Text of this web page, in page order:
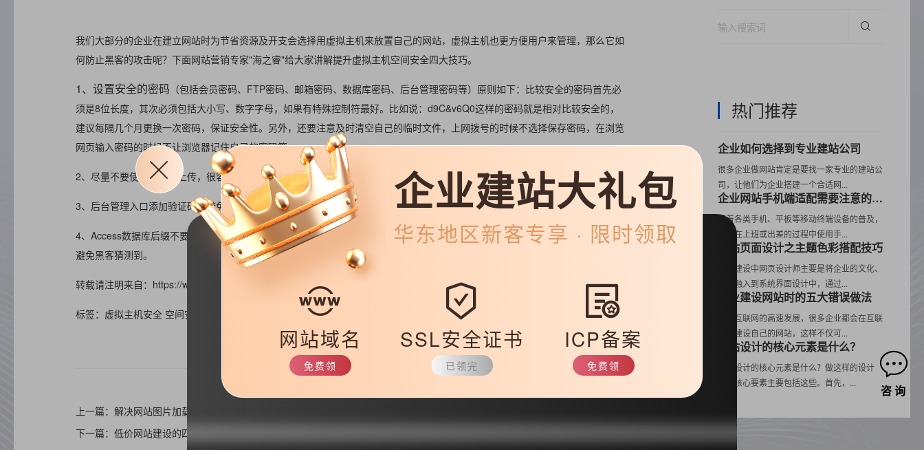
我们大部分的企业在建立网站时为节省资源及开支会选择用虚拟主机来放置自己的网站，虚拟主机也更方便用户来管理，那么它如
何防止黑客的攻击呢？下面网站营销专家"海之睿"给大家讲解提升虚拟主机空间安全四大技巧。
1、设置安全的密码 （包括会员密码、FTP密码、邮箱密码、数据库密码、后台管理密码等）原则如下：比较安全的密码首先必
须是8位长度，其次必须包括大小写、数字字母，如果有特殊控制符最好。比如说：d9C&v6Q0这样的密码就是相对比较安全的，
建议每隔几个月更换一次密码，保证安全性。另外，还要注意及时清空自己的临时文件，上网拨号的时候不选择保存密码，在浏览
网页输入密码的时候不让浏览器记住自己的密码等。
2、尽量不要使用无组件上传，很容易被黑客利用上传木马，对网站进行破坏。
3、后台管理入口添加验证码，避免黑客通过程序方式暴力破解。
4、Access数据库后缀不要用.mdb，建议用.asp/.asa，避免被黑客下载。数据库名称建议使用#开头，存放的目录名称复杂一些，
避免黑客猜测到。
转载请注明来自：https://www.haizr.cn/help/website/153687.html
标签：虚拟主机安全 空间安全技巧
上一篇：解决网站图片加载慢的三大技巧
下一篇：低价网站建设的四大陷阱【商业揭秘】
热门推荐
企业如何选择到专业建站公司
很多企业做网站肯定是要找一家专业的建站公
司，让他们为企业搭建一个合适网...
企业网站手机端适配需要注意的三大事项
随着各类手机、平板等移动终端设备的普及，
用户在上班或出差的过程中使用手...
网站页面设计之主题色彩搭配技巧
网站建设中网页设计师主要是将企业的文化、
产品融入到系统界面设计中，通过...
企业建设网站时的五大错误做法
随着互联网的高速发展，很多企业都会在互联
网上建设自己的网站，这样不仅可...
网站设计的核心元素是什么？
网站设计的核心元素是什么？做这样的设计
时，核心要素主要包括这些。首先，...
咨 询
企业建站大礼包
华东地区新客专享 · 限时领取
网站域名
免费领
SSL安全证书
已领完
ICP备案
免费领